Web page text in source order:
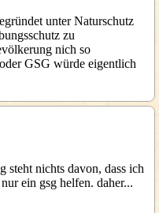
unter Naturschutz
zu
nich so
GSG würde eigentlich
steht nichts davon, dass ich
ein gsg helfen. daher...